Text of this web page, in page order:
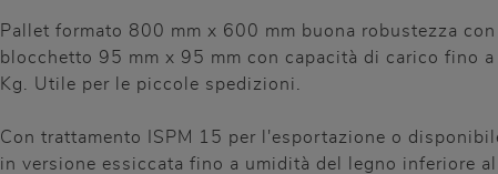
Pallet formato 800 mm x 600 mm buona robustezza con
blocchetto 95 mm x 95 mm con capacità di carico fino
Kg. Utile per le piccole spedizioni.
Con trattamento ISPM 15 per l'esportazione o
in versione essiccata fino a umidità del legno inferiore al